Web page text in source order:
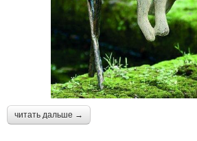
читать дальше →